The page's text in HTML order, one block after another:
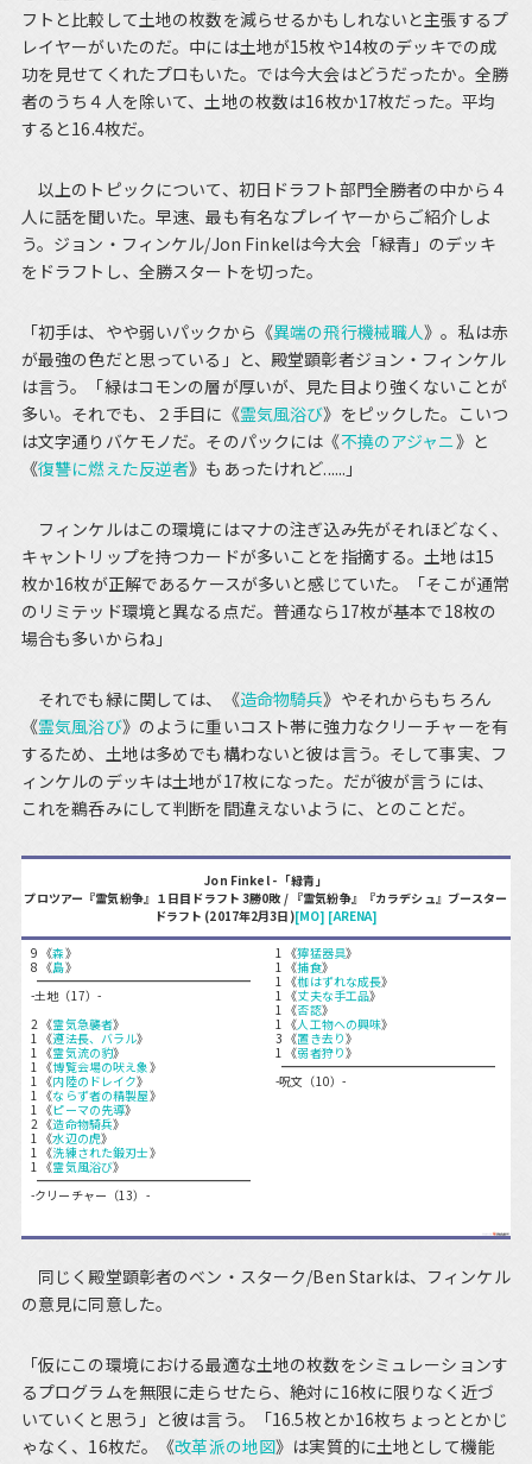
フトと比較して土地の枚数を減らせるかもしれないと主張するプ
レイヤーがいたのだ。中には土地が15枚や14枚のデッキでの成
功を見せてくれたプロもいた。では今大会はどうだったか。全勝
者のうち４人を除いて、土地の枚数は16枚か17枚だった。平均
すると16.4枚だ。
以上のトピックについて、初日ドラフト部門全勝者の中から４
人に話を聞いた。早速、最も有名なプレイヤーからご紹介しよ
う。ジョン・フィンケル/Jon Finkelは今大会「緑青」のデッキ
をドラフトし、全勝スタートを切った。
「初手は、やや弱いパックから《異端の飛行機械職人》。私は赤
が最強の色だと思っている」と、殿堂顕彰者ジョン・フィンケル
は言う。「緑はコモンの層が厚いが、見た目より強くないことが
多い。それでも、２手目に《霊気風浴び》をピックした。こいつ
は文字通りバケモノだ。そのパックには《不撓のアジャニ》と
《復讐に燃えた反逆者》もあったけれど......」
フィンケルはこの環境にはマナの注ぎ込み先がそれほどなく、
キャントリップを持つカードが多いことを指摘する。土地は15
枚か16枚が正解であるケースが多いと感じていた。「そこが通常
のリミテッド環境と異なる点だ。普通なら17枚が基本で18枚の
場合も多いからね」
それでも緑に関しては、《造命物騎兵》やそれからもちろん
《霊気風浴び》のように重いコスト帯に強力なクリーチャーを有
するため、土地は多めでも構わないと彼は言う。そして事実、フ
ィンケルのデッキは土地が17枚になった。だが彼が言うには、
これを鵜呑みにして判断を間違えないように、とのことだ。
Jon Finkel - 「緑青」
プロツアー『霊気紛争』１日目ドラフト 3勝0敗 / 『霊気紛争』『カラデシュ』ブースター
ドラフト (2017年2月3日)[MO] [ARENA]
9 《森》
8 《島》
-土地（17）-
2 《霊気急襲者》
1 《遵法長、バラル》
1 《霊気流の豹》
1 《博覧会場の吠え象》
1 《内陸のドレイク》
1 《ならず者の精製屋》
1 《ピーマの先導》
2 《造命物騎兵》
1 《水辺の虎》
1 《洗練された鍛刃士》
1 《霊気風浴び》
-クリーチャー（13）-
1 《獰猛器具》
1 《捕食》
1 《枷はずれな成長》
1 《丈夫な手工品》
1 《否認》
1 《人工物への興味》
3 《置き去り》
1 《弱者狩り》
-呪文（10）-
同じく殿堂顕彰者のベン・スターク/Ben Starkは、フィンケル
の意見に同意した。
「仮にこの環境における最適な土地の枚数をシミュレーションす
るプログラムを無限に走らせたら、絶対に16枚に限りなく近づ
いていくと思う」と彼は言う。「16.5枚とか16枚ちょっととかじ
ゃなく、16枚だ。《改革派の地図》は実質的に土地として機能